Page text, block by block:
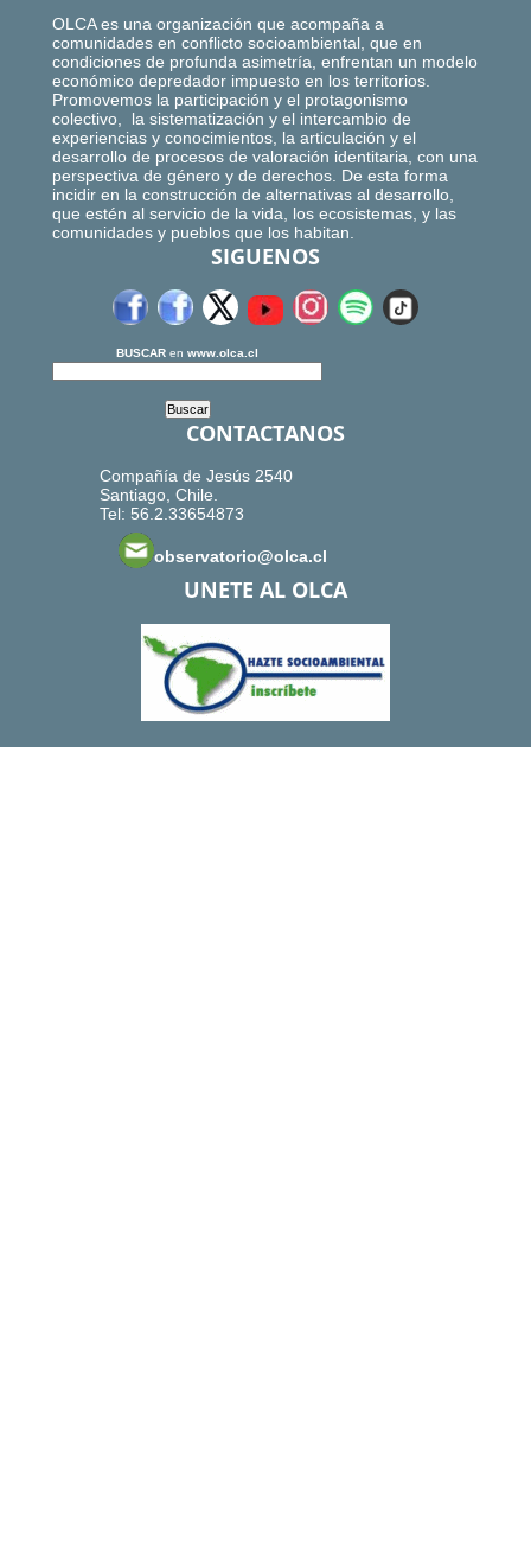
OLCA es una organización que acompaña a
comunidades en conflicto socioambiental, que en
condiciones de profunda asimetría, enfrentan un modelo
económico depredador impuesto en los territorios.
Promovemos la participación y el protagonismo
colectivo, la sistematización y el intercambio de
experiencias y conocimientos, la articulación y el
desarrollo de procesos de valoración identitaria, con una
perspectiva de género y de derechos. De esta forma
incidir en la construcción de alternativas al desarrollo,
que estén al servicio de la vida, los ecosistemas, y las
comunidades y pueblos que los habitan.
SIGUENOS
BUSCAR en www.olca.cl
CONTACTANOS
Compañía de Jesús 2540
Santiago, Chile.
Tel: 56.2.33654873
observatorio@olca.cl
UNETE AL OLCA